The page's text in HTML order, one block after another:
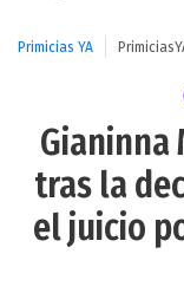
Primicias YA
Gianinna
tras la
el juicio